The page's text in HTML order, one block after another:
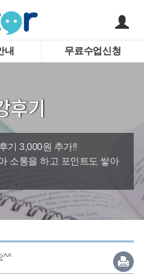
서비스안내
강사소개
회사소개
어린이
영자신
수업
내 무료수업신청
후기
기 3,000원 추가!!
소통을 하고 포인트도 쌓아
^^